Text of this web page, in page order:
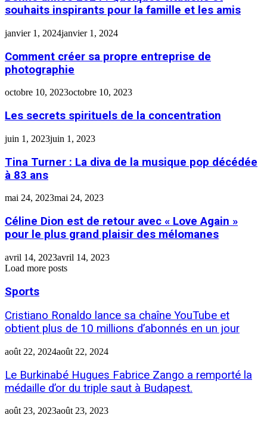
souhaits inspirants pour la famille et les amis
janvier 1, 2024janvier 1, 2024
Comment créer sa propre entreprise de
photographie
octobre 10, 2023octobre 10, 2023
Les secrets spirituels de la concentration
juin 1, 2023juin 1, 2023
Tina Turner : La diva de la musique pop décédée
à 83 ans
mai 24, 2023mai 24, 2023
Céline Dion est de retour avec « Love Again »
pour le plus grand plaisir des mélomanes
avril 14, 2023avril 14, 2023
Load more posts
Sports
Cristiano Ronaldo lance sa chaîne YouTube et
obtient plus de 10 millions d’abonnés en un jour
août 22, 2024août 22, 2024
Le Burkinabé Hugues Fabrice Zango a remporté la
médaille d’or du triple saut à Budapest.
août 23, 2023août 23, 2023